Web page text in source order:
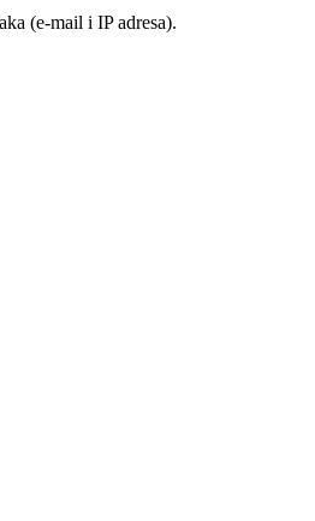
(e-mail i IP adresa).